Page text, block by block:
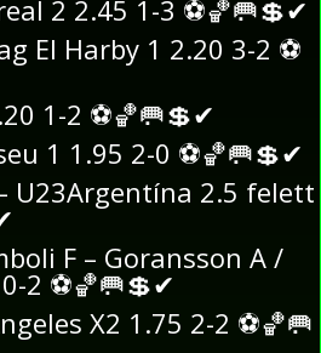
2 2.45 1-3 ⚽🏀🥅💲✔
El Harby 1 2.20 3-2 ⚽
1-2 ⚽🏀🥅💲✔
1 1.95 2-0 ⚽🏀🥅💲✔
U23Argentína 2.5 felett
F – Goransson A /
2 ⚽🏀🥅💲✔
X2 1.75 2-2 ⚽🏀🥅